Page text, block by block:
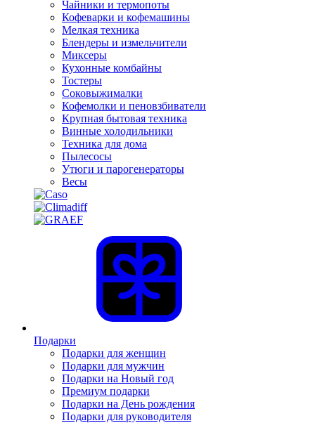
Чайники и термопоты
Кофеварки и кофемашины
Мелкая техника
Блендеры и измельчители
Миксеры
Кухонные комбайны
Тостеры
Соковыжималки
Кофемолки и пеновзбиватели
Крупная бытовая техника
Винные холодильники
Техника для дома
Пылесосы
Утюги и парогенераторы
Весы
Подарки
Подарки для женщин
Подарки для мужчин
Подарки на Новый год
Премиум подарки
Подарки на День рождения
Подарки для руководителя